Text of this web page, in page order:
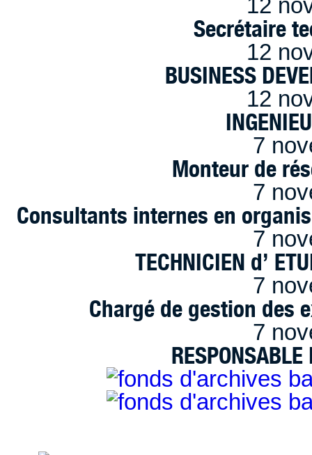
12
Secrétaire
12
BUSINESS
12
7
Monteur de
7
Consultants internes en
7
TECHNICIEN d’
7
Chargé de gestion des
7